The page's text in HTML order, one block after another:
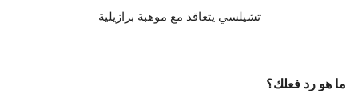
تشيلسي يتعاقد مع موهبة برازيلية
ما هو رد فعلك؟